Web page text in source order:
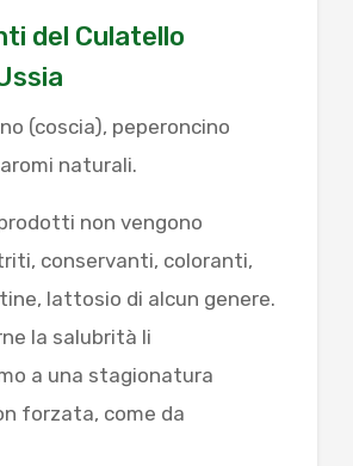
del Culatello
(coscia), peperoncino
naturali.
non vengono
conservanti, coloranti,
lattosio di alcun genere.
la salubrità li
a una stagionatura
forzata, come da